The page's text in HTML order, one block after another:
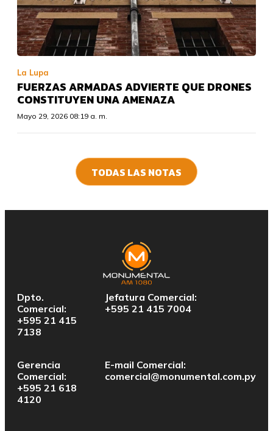
La Lupa
FUERZAS ARMADAS ADVIERTE QUE DRONES
CONSTITUYEN UNA AMENAZA
Mayo 29, 2026 08:19 a. m.
TODAS LAS NOTAS
Dpto.
Comercial:
+595 21 415
7138
Jefatura Comercial:
+595 21 415 7004
Gerencia
Comercial:
+595 21 618
4120
E-mail Comercial:
comercial@monumental.com.py